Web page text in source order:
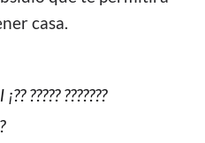
casa.
l ¡?? ????? ???????